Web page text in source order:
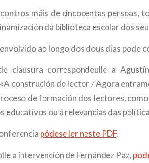
máis de cincocentas persoas,
da biblioteca escolar dos
ao longo dos dous días pode
clausura correspondeulle a
construción do lector / Agora
de formación dos lectores,
educativos ou á relevancias das
pódese ler neste PDF.
a intervención de Fernández Paz,